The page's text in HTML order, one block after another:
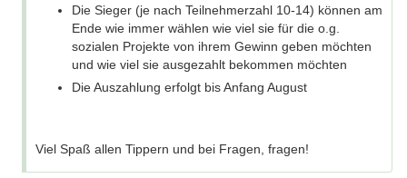
Viel Spaß allen Tippern und bei Fragen, fragen!
Quizmeister ich habe weiterhin noch keine Mail
oder PN mit Uahlungsdaten bekommen. Wohin soll ich
denn die 20 Euro schicken
Die Sieger (je nach Teilnehmerzahl 10-14) können am
Ende wie immer wählen wie viel sie für die o.g.
sozialen Projekte von ihrem Gewinn geben möchten
und wie viel sie ausgezahlt bekommen möchten
Die Auszahlung erfolgt bis Anfang August
Viel Spaß allen Tippern und bei Fragen, fragen!